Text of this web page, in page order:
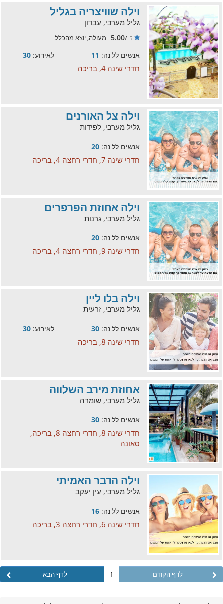
וילה שוויצריה בגליל
גליל מערבי, עבדון
5
/
5.00 מעולה, יוצא מהכלל
אנשים ללינה: 11 לאירוע: 30
חדרי שינה 4, בריכה
וילה צל האורנים
גליל מערבי, לפידות
אנשים ללינה: 20
חדרי שינה 7, חדרי רחצה 4, בריכה
וילה אחוזת הפרפרים
גליל מערבי, גרנות
אנשים ללינה: 20
חדרי שינה 9, חדרי רחצה 4, בריכה
וילה בלו ליין
גליל מערבי, זרעית
אנשים ללינה: 30 לאירוע: 30
חדרי שינה 8, בריכה
אחוזת מירב השלווה
גליל מערבי, שומרה
אנשים ללינה: 30
חדרי שינה 8, חדרי רחצה 8, בריכה,
סאונה
וילה הדבר האמיתי
גליל מערבי, עין יעקב
אנשים ללינה: 16
חדרי שינה 6, חדרי רחצה 3, בריכה
לדף הקודם 1 לדף הבא